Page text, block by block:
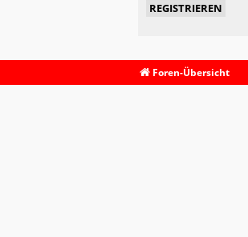
REGISTRIEREN
Foren-Übersicht